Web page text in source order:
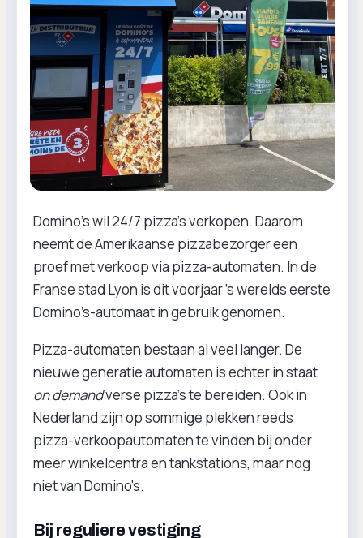
Domino’s wil 24/7 pizza’s verkopen. Daarom
neemt de Amerikaanse pizzabezorger een
proef met verkoop via pizza-automaten. In de
Franse stad Lyon is dit voorjaar ’s werelds eerste
Domino’s-automaat in gebruik genomen.
Pizza-automaten bestaan al veel langer. De
nieuwe generatie automaten is echter in staat
on demandverse pizza's te bereiden. Ook in
Nederland zijn op sommige plekken reeds
pizza-verkoopautomaten te vinden bij onder
meer winkelcentra en tankstations, maar nog
niet van Domino's.
Bij reguliere vestiging